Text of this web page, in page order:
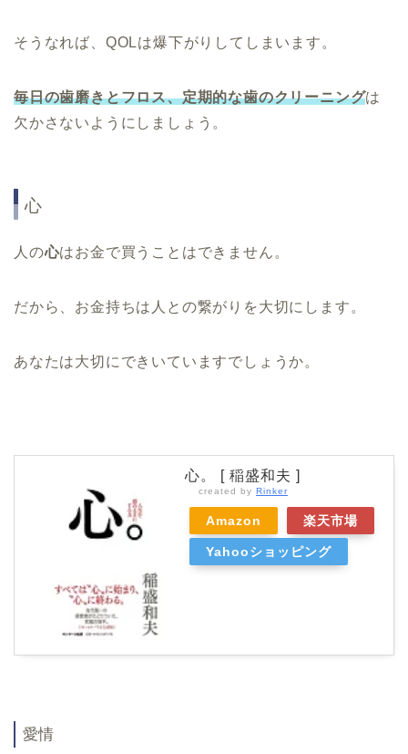
そうなれば、QOLは爆下がりしてしまいます。
毎日の歯磨きとフロス、定期的な歯のクリーニングは
欠かさないようにしましょう。
心
人の心はお金で買うことはできません。
だから、お金持ちは人との繋がりを大切にします。
あなたは大切にできいていますでしょうか。
心。 [ 稲盛和夫 ]
created by Rinker
Amazon 楽天市場
Yahooショッピング
愛情